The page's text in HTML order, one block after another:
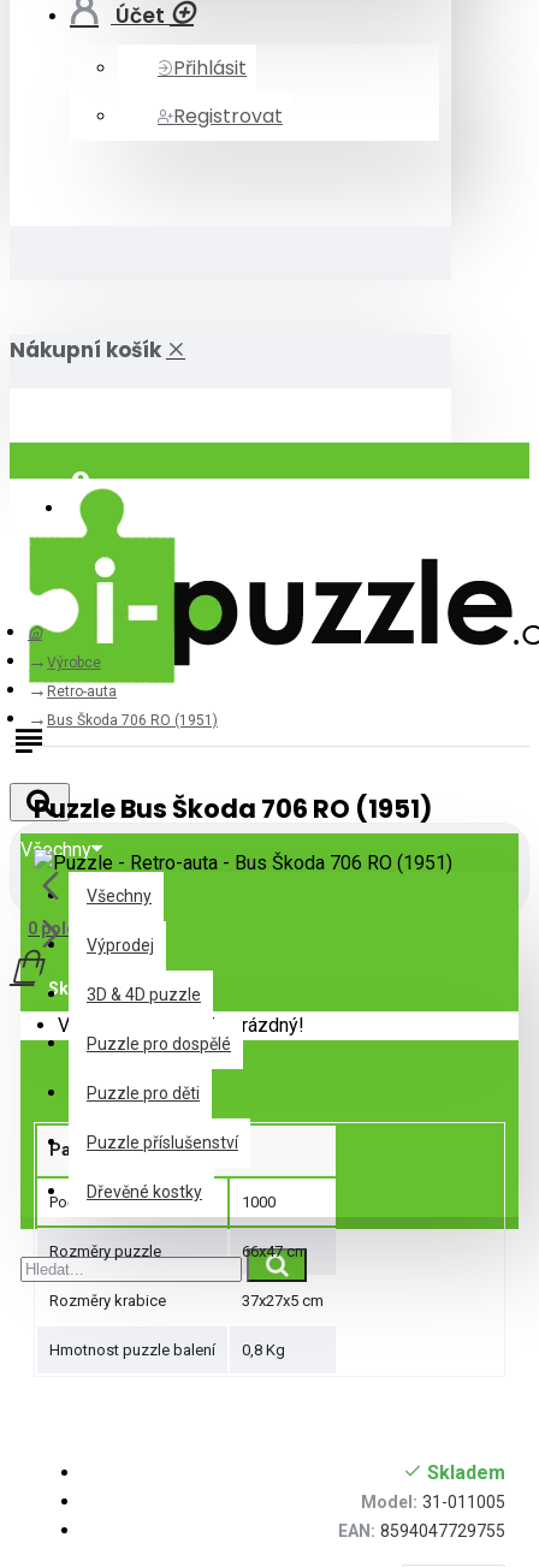
Účet
Přihlásit
Registrovat
Nákupní košík
Přihlásit
Registrovat
Všechny
Všechny
Výprodej
3D & 4D puzzle
Puzzle pro dospělé
Puzzle pro děti
Puzzle příslušenství
Dřevěné kostky
0 položek - 0Kč
Váš nákupní košík je prázdný!
Výrobce
Retro-auta
Bus Škoda 706 RO (1951)
Puzzle Bus Škoda 706 RO (1951)
Skladem
Parametry produktu
Počet dílků 1000
Rozměry puzzle 66x47 cm
Rozměry krabice 37x27x5 cm
Hmotnost puzzle balení 0,8 Kg
Skladem
Model: 31-011005
EAN: 8594047729755